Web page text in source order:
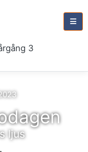
3
ljus